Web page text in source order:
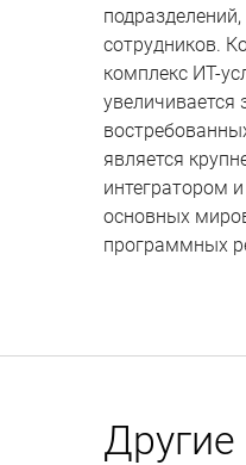
сотрудников.
комплекс ИТ-
увеличивается
является
интегратором
основных
программных